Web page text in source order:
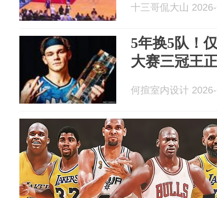
十三哥侃大山
5年换5队！
大赛三冠王
何揎室内设计